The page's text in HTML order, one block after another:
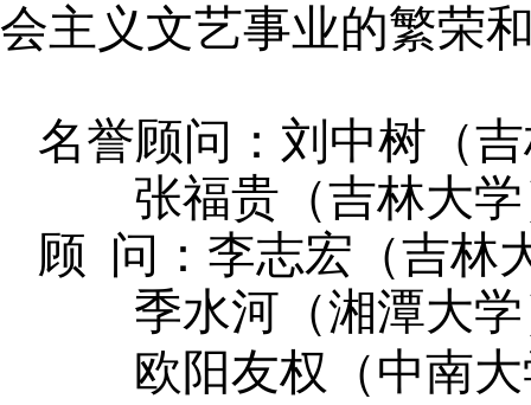
会主义文艺事业的繁荣
名誉顾问：刘中树（
张福贵（吉林大
顾 问：李志宏（吉林
季水河（湘潭大
欧阳友权（中南